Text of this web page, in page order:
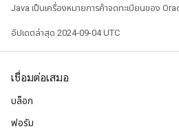
Java เป็นเครื่องหมายการค้าจดทะเบียนของ
อัปเดตล่าสุด 2024-09-04 UTC
เชื่อมต่อเสมอ
บล็อก
ฟอรัม